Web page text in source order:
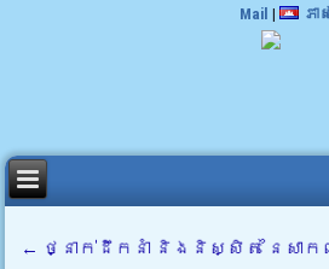
Mail | ភា
← ថ្នាក់ដឹកនាំ និងនិស្សិត នៃស